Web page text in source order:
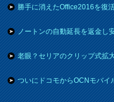
勝手に消えたOffice2016を復
ノートンの自動延長を返金し
老眼？セリアのクリップ式拡
ついにドコモからOCNモバ